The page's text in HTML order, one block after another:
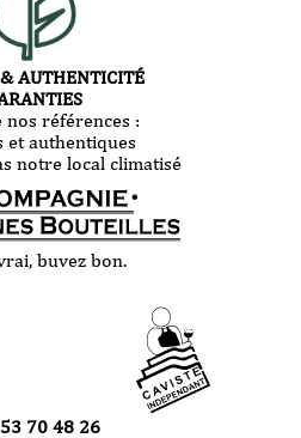
AUTHENTICITÉ
nos références :
et authentiques
notre local climatisé
buvez bon.
70 48 26